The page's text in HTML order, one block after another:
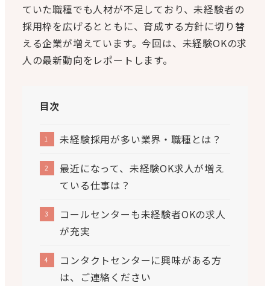
ていた職種でも人材が不足しており、未経験者の
採用枠を広げるとともに、育成する方針に切り替
える企業が増えています。今回は、未経験OKの求
人の最新動向をレポートします。
目次
未経験採用が多い業界・職種とは？
最近になって、未経験OK求人が増え
ている仕事は？
コールセンターも未経験者OKの求人
が充実
コンタクトセンターに興味がある方
は、ご連絡ください